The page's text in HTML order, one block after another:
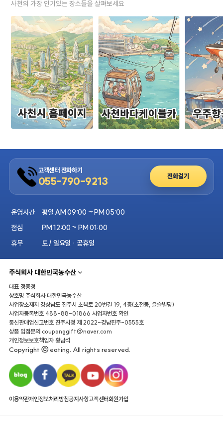
사천의 가장 인기있는 장소들을 살펴보세요
고객센터 전화하기
055-790-9213 전화걸기
운영시간
평일 AM 09:00 ~ PM 05:00
점심
PM 12:00 ~ PM 01:00
휴무
토 / 일요일 · 공휴일
주식회사 대한민국농수산
대표 정종청
상호명 주식회사 대한민국농수산
사업장소재지 경상남도 진주시 초북로 20번길 19, 4층(초전동, 윤슬빌딩)
사업자등록번호 488-88-01866 사업자번호 확인
통신판매업신고번호 진주시청 제 2022-경남진주-0555호
상품 입점문의 coupanggift@naver.com
개인정보보호책임자황남석
Copyright ⓒ eating. All rights reserved.
이용약관개인정보처리방침공지사항고객센터회원가입